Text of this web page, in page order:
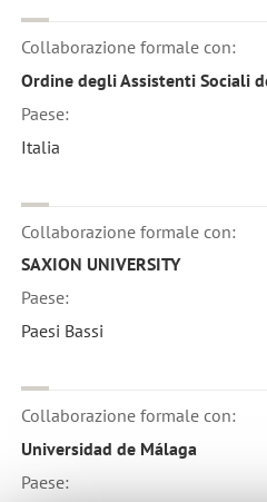
Collaborazione formale con:
Ordine degli Assistenti Sociali
Paese:
Italia
Collaborazione formale con:
SAXION UNIVERSITY
Paese:
Paesi Bassi
Collaborazione formale con:
Universidad de Málaga
Paese: